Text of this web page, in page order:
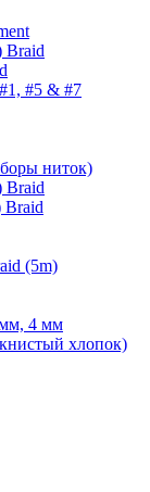
Braid
#5 & #7
ниток)
Braid
Braid
(5m)
4 мм
хлопок)